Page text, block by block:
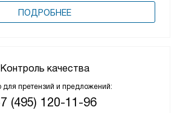
ПОДРОБНЕЕ
Контроль качества
для претензий и предложений:
(495) 120-11-96